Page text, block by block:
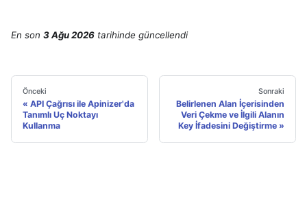
En son 3 Ağu 2026 tarihinde güncellendi
Önceki
API Çağrısı ile Apinizer'da
Tanımlı Uç Noktayı
Kullanma
Sonraki
Belirlenen Alan İçerisinden
Veri Çekme ve İlgili Alanın
Key İfadesini Değiştirme